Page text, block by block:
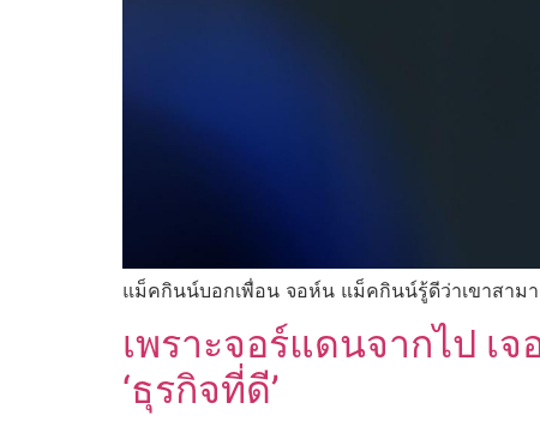
แม็คกินน์บอกเพื่อน จอห์น แม็คกินน์รู้ดีว่าเขาสาม
เพราะจอร์แดนจากไป เ
‘ธุรกิจที่ดี’